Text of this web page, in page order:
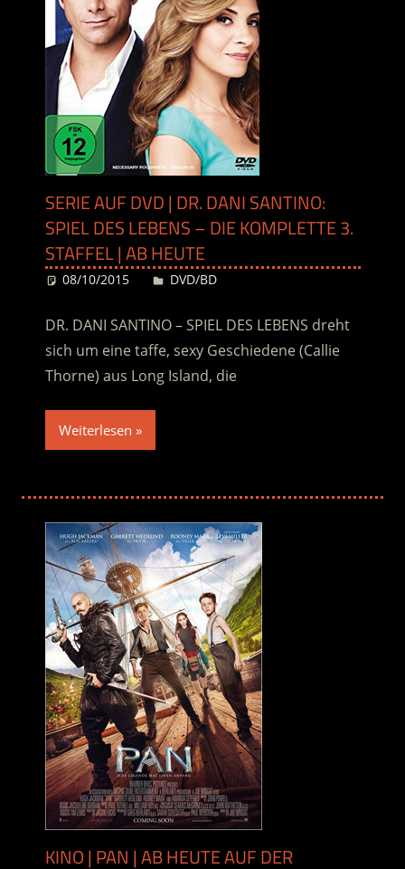
SERIE AUF DVD | DR. DANI SANTINO:
SPIEL DES LEBENS – DIE KOMPLETTE 3.
STAFFEL | AB HEUTE
08/10/2015 Desiree
DVD/BD
DR. DANI SANTINO – SPIEL DES LEBENS dreht
sich um eine taffe, sexy Geschiedene (Callie
Thorne) aus Long Island, die
Weiterlesen
KINO | PAN | AB HEUTE AUF DER